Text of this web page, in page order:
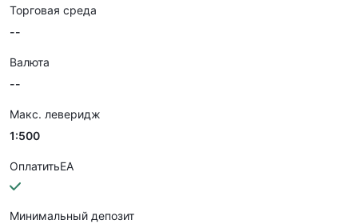
Торговая среда
--
Валюта
--
Макс. леверидж
1:500
ОплатитьEA
Минимальный депозит